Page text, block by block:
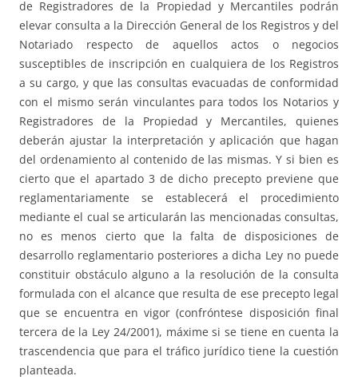
de Registradores de la Propiedad y Mercantiles podrán
elevar consulta a la Dirección General de los Registros y del
Notariado respecto de aquellos actos o negocios
susceptibles de inscripción en cualquiera de los Registros
a su cargo, y que las consultas evacuadas de conformidad
con el mismo serán vinculantes para todos los Notarios y
Registradores de la Propiedad y Mercantiles, quienes
deberán ajustar la interpretación y aplicación que hagan
del ordenamiento al contenido de las mismas. Y si bien es
cierto que el apartado 3 de dicho precepto previene que
reglamentariamente se establecerá el procedimiento
mediante el cual se articularán las mencionadas consultas,
no es menos cierto que la falta de disposiciones de
desarrollo reglamentario posteriores a dicha Ley no puede
constituir obstáculo alguno a la resolución de la consulta
formulada con el alcance que resulta de ese precepto legal
que se encuentra en vigor (confróntese disposición final
tercera de la Ley 24/2001), máxime si se tiene en cuenta la
trascendencia que para el tráfico jurídico tiene la cuestión
planteada.